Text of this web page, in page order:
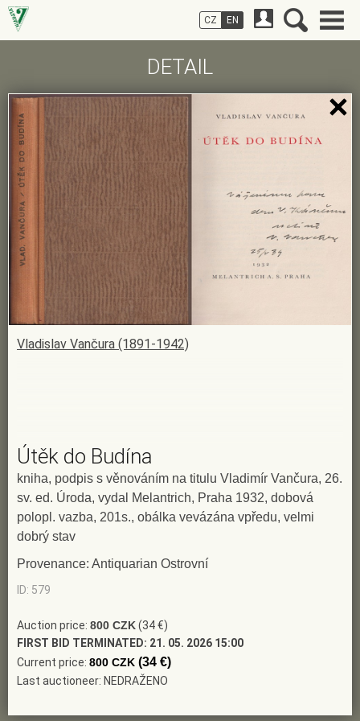
DETAIL
Vladislav Vančura (1891-1942)
Útěk do Budína
kniha, podpis s věnováním na titulu Vladimír Vančura, 26.
sv. ed. Úroda, vydal Melantrich, Praha 1932, dobová
polopl. vazba, 201s., obálka vevázána vpředu, velmi
dobrý stav
Provenance: Antiquarian Ostrovní
ID: 579
Auction price: 800 CZK(34 €)
FIRST BID TERMINATED: 21. 05. 2026 15:00
Current price: 800 CZK (34 €)
Last auctioneer: NEDRAŽENO
CZ EN